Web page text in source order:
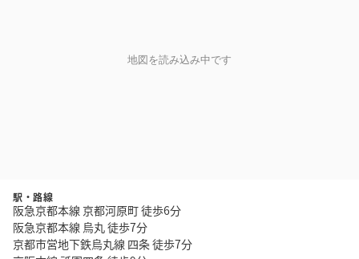
地図を読み込み中です
駅・路線
阪急京都本線 京都河原町 徒歩6分
阪急京都本線 烏丸 徒歩7分
京都市営地下鉄烏丸線 四条 徒歩7分